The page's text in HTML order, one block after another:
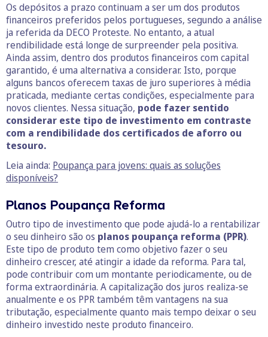
Os depósitos a prazo continuam a ser um dos produtos
financeiros preferidos pelos portugueses, segundo a análise
ja referida da DECO Proteste. No entanto, a atual
rendibilidade está longe de surpreender pela positiva.
Ainda assim, dentro dos produtos financeiros com capital
garantido, é uma alternativa a considerar. Isto, porque
alguns bancos oferecem taxas de juro superiores à média
praticada, mediante certas condições, especialmente para
novos clientes. Nessa situação, pode fazer sentido
considerar este tipo de investimento em contraste
com a rendibilidade dos certificados de aforro ou
tesouro.
Leia ainda: Poupança para jovens: quais as soluções
disponíveis?
Planos Poupança Reforma
Outro tipo de investimento que pode ajudá-lo a rentabilizar
o seu dinheiro são os planos poupança reforma (PPR).
Este tipo de produto tem como objetivo fazer o seu
dinheiro crescer, até atingir a idade da reforma. Para tal,
pode contribuir com um montante periodicamente, ou de
forma extraordinária. A capitalização dos juros realiza-se
anualmente e os PPR também têm vantagens na sua
tributação, especialmente quanto mais tempo deixar o seu
dinheiro investido neste produto financeiro.